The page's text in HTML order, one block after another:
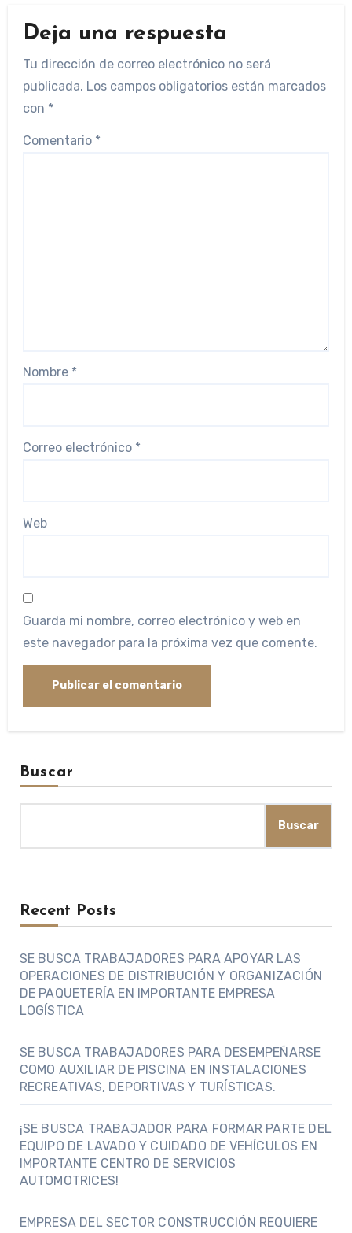
Deja una respuesta
Tu dirección de correo electrónico no será
publicada. Los campos obligatorios están marcados
con *
Comentario *
Nombre *
Correo electrónico *
Web
Guarda mi nombre, correo electrónico y web en
este navegador para la próxima vez que comente.
Buscar
Buscar
Recent Posts
SE BUSCA TRABAJADORES PARA APOYAR LAS
OPERACIONES DE DISTRIBUCIÓN Y ORGANIZACIÓN
DE PAQUETERÍA EN IMPORTANTE EMPRESA
LOGÍSTICA
SE BUSCA TRABAJADORES PARA DESEMPEÑARSE
COMO AUXILIAR DE PISCINA EN INSTALACIONES
RECREATIVAS, DEPORTIVAS Y TURÍSTICAS.
¡SE BUSCA TRABAJADOR PARA FORMAR PARTE DEL
EQUIPO DE LAVADO Y CUIDADO DE VEHÍCULOS EN
IMPORTANTE CENTRO DE SERVICIOS
AUTOMOTRICES!
EMPRESA DEL SECTOR CONSTRUCCIÓN REQUIERE